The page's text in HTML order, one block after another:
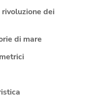
dei
di mare